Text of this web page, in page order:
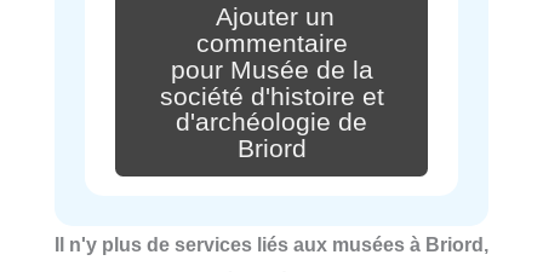
Ajouter un
commentaire
pour Musée de la
société d'histoire et
d'archéologie de
Briord
Il n'y plus de services liés aux musées à Briord,